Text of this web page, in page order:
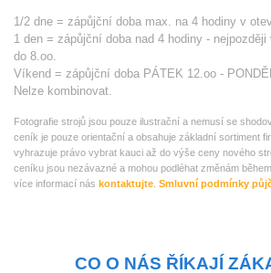
1/2 dne = zápůjční doba max. na 4 hodiny v
1 den = zápůjční doba nad 4 hodiny -
do 8.oo.
Víkend = zápůjční doba PÁTEK 12.oo -
Nelze kombinovat.
Fotografie strojů jsou pouze ilustrační a nemusí se
ceník je pouze orientační a obsahuje základní sortiment
vyhrazuje právo vybrat kauci až do výše ceny nového
ceníku jsou nezávazné a mohou podléhat změnám
více informací nás kontaktujte Smluvní podmínky
CO O NÁS ŘÍKAJÍ